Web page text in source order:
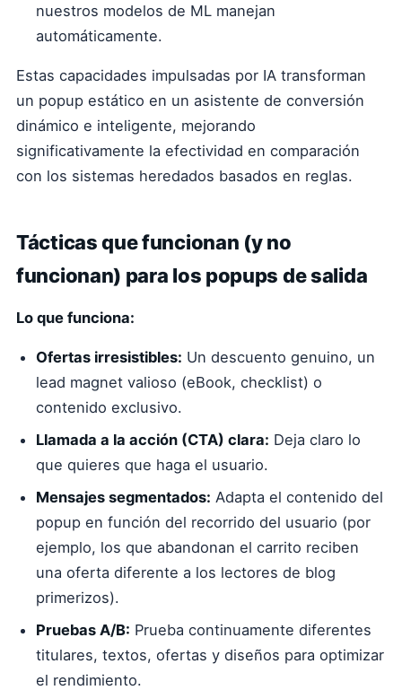
nuestros modelos de ML manejan
automáticamente.
Estas capacidades impulsadas por IA transforman
un popup estático en un asistente de conversión
dinámico e inteligente, mejorando
significativamente la efectividad en comparación
con los sistemas heredados basados en reglas.
Tácticas que funcionan (y no
funcionan) para los popups de salida
Lo que funciona:
Ofertas irresistibles: Un descuento genuino, un
lead magnet valioso (eBook, checklist) o
contenido exclusivo.
Llamada a la acción (CTA) clara: Deja claro lo
que quieres que haga el usuario.
Mensajes segmentados: Adapta el contenido del
popup en función del recorrido del usuario (por
ejemplo, los que abandonan el carrito reciben
una oferta diferente a los lectores de blog
primerizos).
Pruebas A/B: Prueba continuamente diferentes
titulares, textos, ofertas y diseños para optimizar
el rendimiento.